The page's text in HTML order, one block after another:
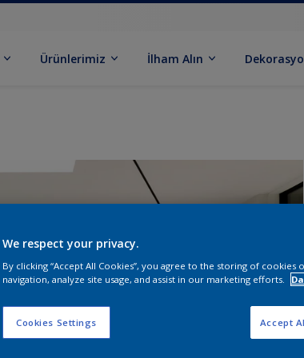
Ürünlerimiz İlham Alın
We respect your privacy.
By clicking “Accept All Cookies”, you agree to the storing of cookies
navigation, analyze site usage, and assist in our marketing efforts.
Cookies Settings Accept